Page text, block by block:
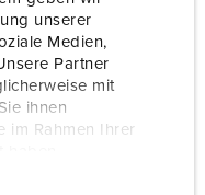
unserer
Medien,
Partner
mit
ihnen
im Rahmen Ihrer
4350